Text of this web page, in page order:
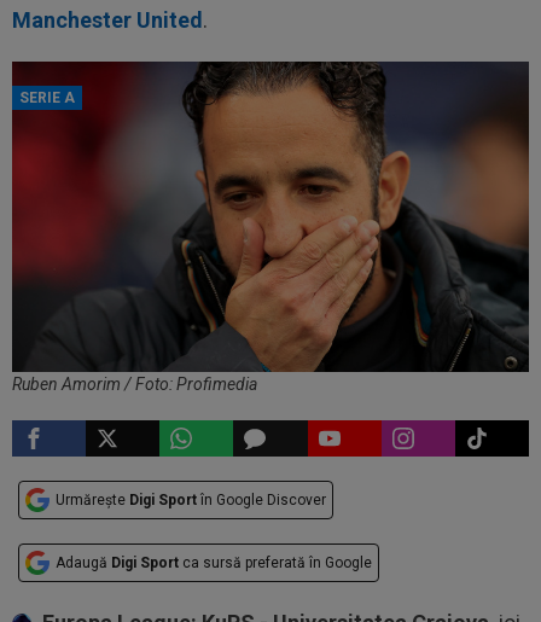
Manchester United .
SERIE A
Ruben Amorim / Foto: Profimedia
Urmărește Digi Sport în Google Discover
Adaugă Digi Sport ca sursă preferată în Google